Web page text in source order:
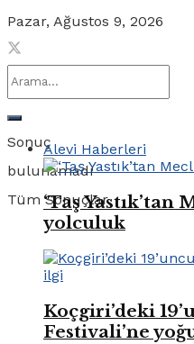
Pazar, Ağustos 9, 2026
Sonuç
bulunamadı
Tüm Sonuçlar
Alevi Haberleri
‘Taş
yolculuk
Koçgiri’deki
Festivali’ne